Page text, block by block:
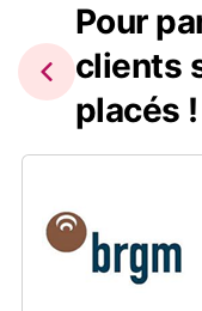
Pour
clients
placés !